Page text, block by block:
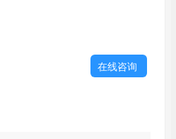
在线咨询